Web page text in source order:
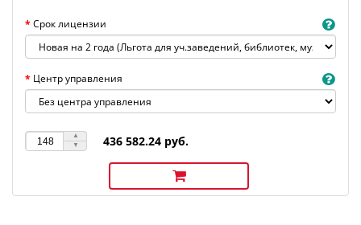
Срок лицензии
Центр управления
436 582.24 руб.